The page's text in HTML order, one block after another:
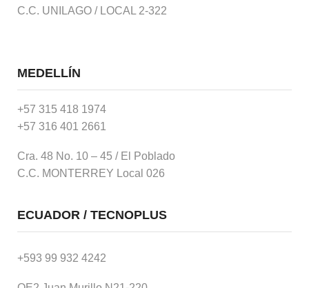
C.C. UNILAGO / LOCAL 2-322
MEDELLÍN
+57 315 418 1974
+57 316 401 2661
Cra. 48 No. 10 – 45 / El Poblado
C.C. MONTERREY Local 026
ECUADOR / TECNOPLUS
+593 99 932 4242